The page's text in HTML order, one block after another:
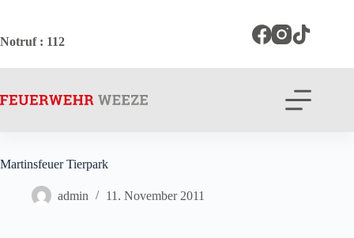
springen
Notruf: 112
Martinsfeuer Tierpark
admin 11. November 2011